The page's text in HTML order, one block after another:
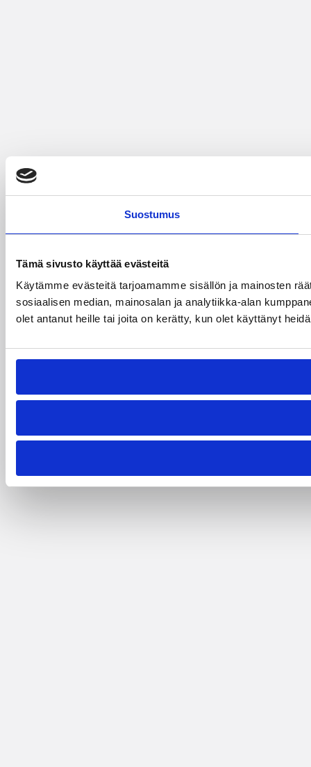
Suostumus
Tämä sivusto käyttää evästeitä
Käytämme evästeitä tarjoamamme sisällön ja mainosten
sosiaalisen median, mainosalan ja analytiikka-alan
olet antanut heille tai joita on kerätty, kun olet käyttänyt